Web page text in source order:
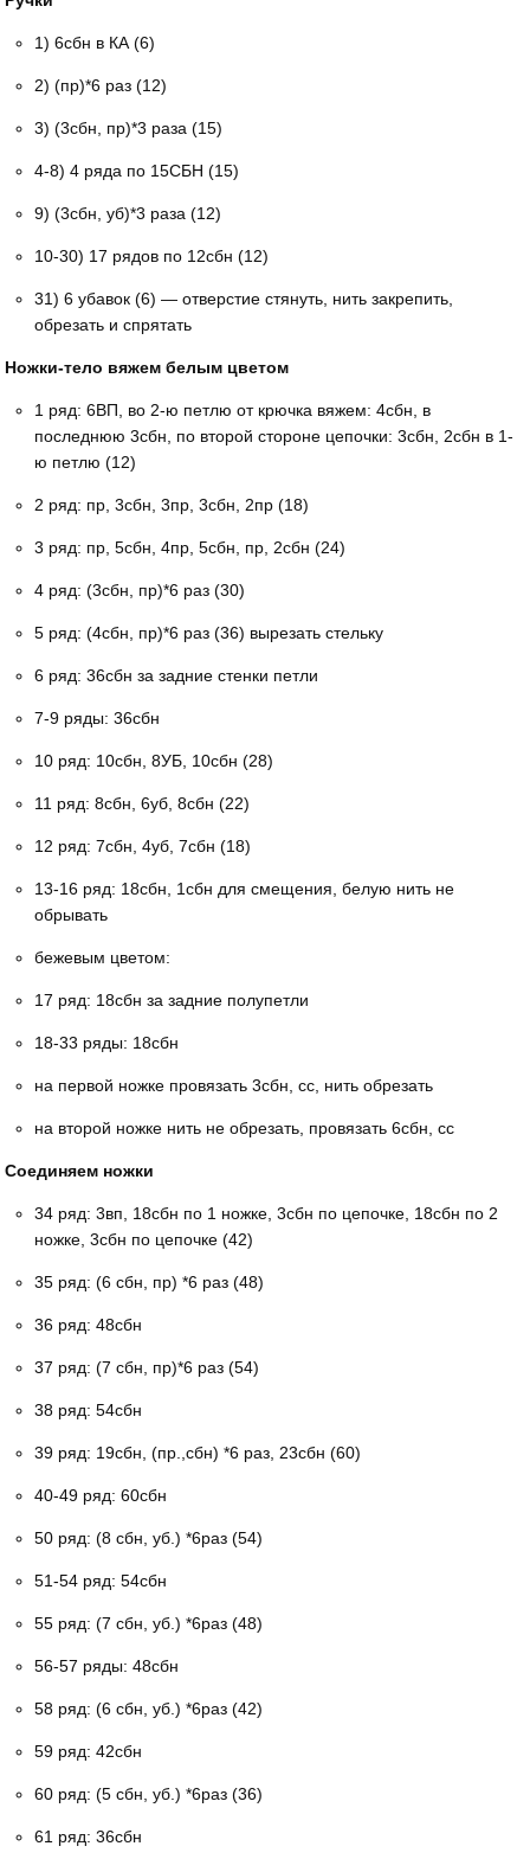
1) 6сбн в КА (6)
2) (пр)*6 раз (12)
3) (3сбн, пр)*3 раза (15)
4-8) 4 ряда по 15СБН (15)
9) (3сбн, уб)*3 раза (12)
10-30) 17 рядов по 12сбн (12)
31) 6 убавок (6) — отверстие стянуть, нить закрепить,
обрезать и спрятать
Ножки-тело вяжем белым цветом
1 ряд: 6ВП, во 2-ю петлю от крючка вяжем: 4сбн, в
последнюю 3сбн, по второй стороне цепочки: 3сбн, 2сбн в 1-
ю петлю (12)
2 ряд: пр, 3сбн, 3пр, 3сбн, 2пр (18)
3 ряд: пр, 5сбн, 4пр, 5сбн, пр, 2сбн (24)
4 ряд: (3сбн, пр)*6 раз (30)
5 ряд: (4сбн, пр)*6 раз (36) вырезать стельку
6 ряд: 36сбн за задние стенки петли
7-9 ряды: 36сбн
10 ряд: 10сбн, 8УБ, 10сбн (28)
11 ряд: 8сбн, 6уб, 8сбн (22)
12 ряд: 7сбн, 4уб, 7сбн (18)
13-16 ряд: 18сбн, 1сбн для смещения, белую нить не
обрывать
бежевым цветом:
17 ряд: 18сбн за задние полупетли
18-33 ряды: 18сбн
на первой ножке провязать 3сбн, сс, нить обрезать
на второй ножке нить не обрезать, провязать 6сбн, сс
Соединяем ножки
34 ряд: 3вп, 18сбн по 1 ножке, 3сбн по цепочке, 18сбн по 2
ножке, 3сбн по цепочке (42)
35 ряд: (6 сбн, пр) *6 раз (48)
36 ряд: 48сбн
37 ряд: (7 сбн, пр)*6 раз (54)
38 ряд: 54сбн
39 ряд: 19сбн, (пр.,сбн) *6 раз, 23сбн (60)
40-49 ряд: 60сбн
50 ряд: (8 сбн, уб.) *6раз (54)
51-54 ряд: 54сбн
55 ряд: (7 сбн, уб.) *6раз (48)
56-57 ряды: 48сбн
58 ряд: (6 сбн, уб.) *6раз (42)
59 ряд: 42сбн
60 ряд: (5 сбн, уб.) *6раз (36)
61 ряд: 36сбн